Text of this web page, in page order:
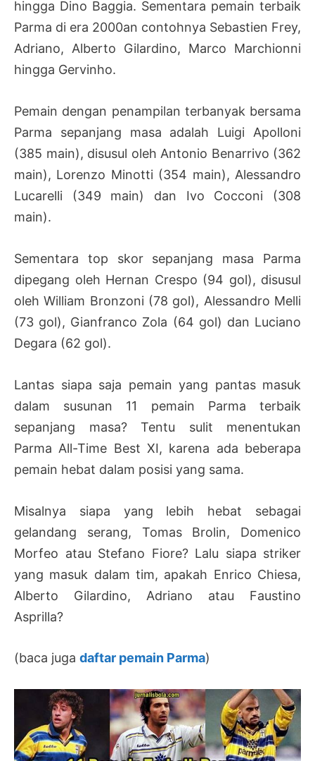
hingga Dino Baggia. Sementara pemain terbaik
Parma di era 2000an contohnya Sebastien Frey,
Adriano, Alberto Gilardino, Marco Marchionni
hingga Gervinho.
Pemain dengan penampilan terbanyak bersama
Parma sepanjang masa adalah Luigi Apolloni
(385 main), disusul oleh Antonio Benarrivo (362
main), Lorenzo Minotti (354 main), Alessandro
Lucarelli (349 main) dan Ivo Cocconi (308
main).
Sementara top skor sepanjang masa Parma
dipegang oleh Hernan Crespo (94 gol), disusul
oleh William Bronzoni (78 gol), Alessandro Melli
(73 gol), Gianfranco Zola (64 gol) dan Luciano
Degara (62 gol).
Lantas siapa saja pemain yang pantas masuk
dalam susunan 11 pemain Parma terbaik
sepanjang masa? Tentu sulit menentukan
Parma All-Time Best XI, karena ada beberapa
pemain hebat dalam posisi yang sama.
Misalnya siapa yang lebih hebat sebagai
gelandang serang, Tomas Brolin, Domenico
Morfeo atau Stefano Fiore? Lalu siapa striker
yang masuk dalam tim, apakah Enrico Chiesa,
Alberto Gilardino, Adriano atau Faustino
Asprilla?
(baca juga daftar pemain Parma)